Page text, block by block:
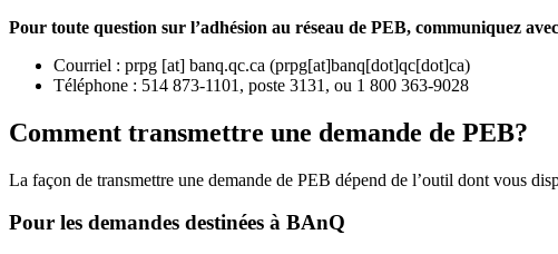
Pour toute question sur l’adhésion au réseau de PEB, communiquez
Courriel : prpg [at] banq.qc.ca (prpg[at]banq[dot]qc[dot]ca)
Téléphone : 514 873-1101, poste 3131, ou 1 800 363-9028
Comment transmettre une demande de PEB?
La façon de transmettre une demande de PEB dépend de l’outil dont vous
Pour les demandes destinées à BAnQ